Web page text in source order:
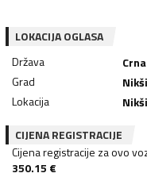
LOKACIJA OGLASA
Država
Grad
Lokacija
CIJENA REGISTRACIJE
Cijena registracije za ovo
350.15 €